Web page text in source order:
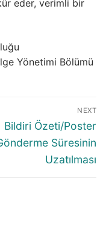
eder, verimli bir
Yönetimi Bölümü
NEXT
Next
post:
Bildiri Özeti/Poster
Süresinin
Uzatılması